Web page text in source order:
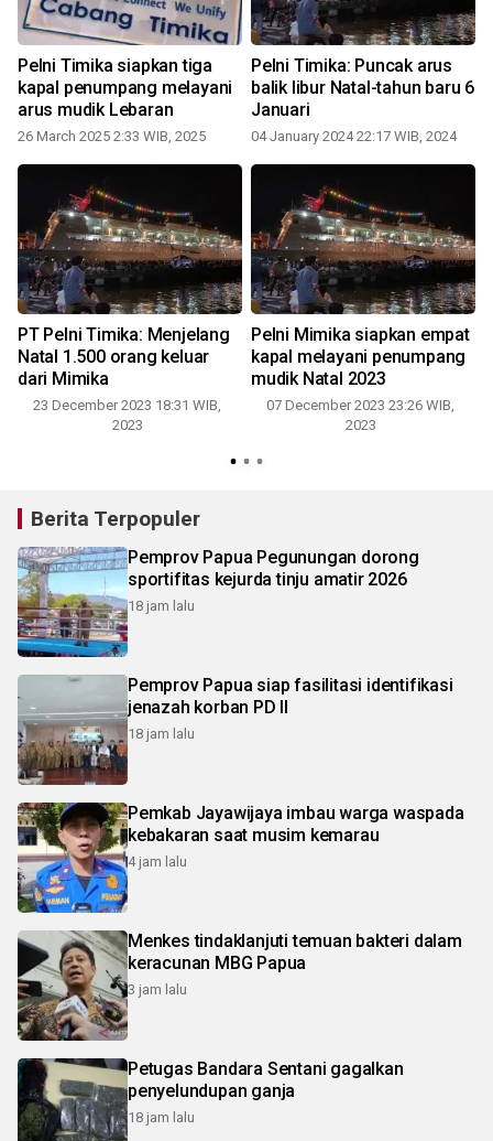
Pelni Timika siapkan tiga
kapal penumpang melayani
arus mudik Lebaran
26 March 2025 2:33 WIB, 2025
Pelni Timika: Puncak arus
balik libur Natal-tahun baru 6
Januari
04 January 2024 22:17 WIB, 2024
PT Pelni Timika: Menjelang
Natal 1.500 orang keluar
dari Mimika
23 December 2023 18:31 WIB,
2023
Pelni Mimika siapkan empat
kapal melayani penumpang
mudik Natal 2023
07 December 2023 23:26 WIB,
2023
Berita Terpopuler
Pemprov Papua Pegunungan dorong
sportifitas kejurda tinju amatir 2026
18 jam lalu
Pemprov Papua siap fasilitasi identifikasi
jenazah korban PD II
18 jam lalu
Pemkab Jayawijaya imbau warga waspada
kebakaran saat musim kemarau
4 jam lalu
Menkes tindaklanjuti temuan bakteri dalam
keracunan MBG Papua
3 jam lalu
Petugas Bandara Sentani gagalkan
penyelundupan ganja
18 jam lalu